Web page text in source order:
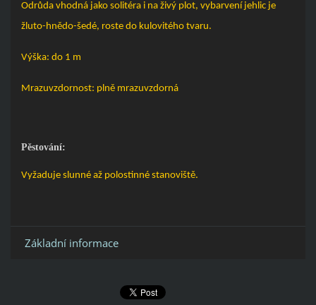
Odrůda vhodná jako solitéra i na živý plot, vybarvení jehlic je
žluto-hnědo-šedé, roste do kulovitého tvaru.
Výška: do 1 m
Mrazuvzdornost: plně mrazuvzdorná
Pěstování:
Vyžaduje slunné až polostinné stanoviště.
Základní informace